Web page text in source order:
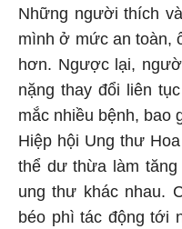
Những người thích
mình ở mức an toàn,
hơn. Ngược lại,
nặng thay đổi liên
mắc nhiều bệnh, bao
Hiệp hội Ung thư
thể dư thừa làm
ung thư khác nhau.
béo phì tác động tới